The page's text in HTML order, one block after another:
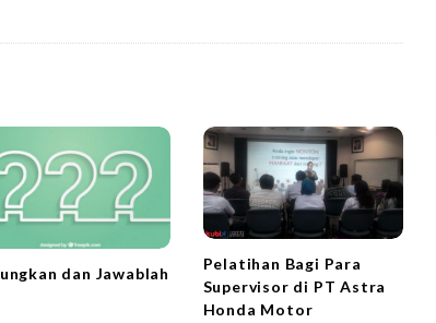
dan Jawablah
Pelatihan Bagi Para
Supervisor di PT Astra
Honda Motor